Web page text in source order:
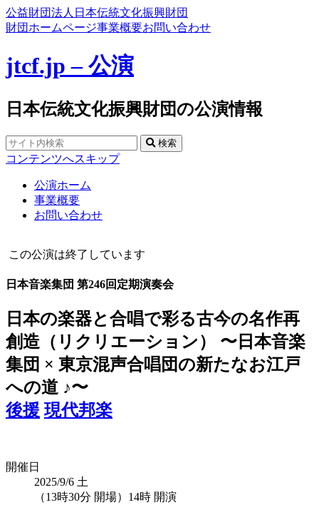
公益財団法人日本伝統文化振興財団
財団ホームページ事業概要お問い合わせ
jtcf.jp – 公演
日本伝統文化振興財団の公演情報
検索
コンテンツへスキップ
公演ホーム
事業概要
お問い合わせ
この公演は終了しています
日本音楽集団 第246回定期演奏会
日本の楽器と合唱で彩る古今の名作再
創造（リクリエーション） 〜日本音楽
集団 × 東京混声合唱団の新たなお江戸
への道 ♪〜
後援 現代邦楽
開催日
2025/9/6 土
（13時30分 開場）14時 開演